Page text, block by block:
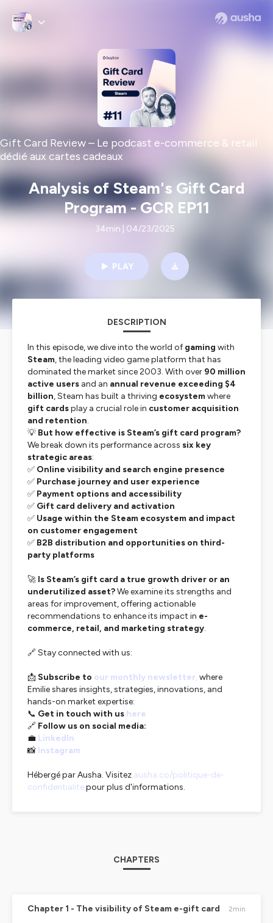
Gift Card Review – Le podcast e-commerce & retail
dédié aux cartes cadeaux
Analysis of Steam's Gift Card
Program - GCR EP11
34min | 04/23/2025
PLAY
DESCRIPTION
In this episode, we dive into the world ofgaming with
Steam, the leading video game platform that has
dominated the market since 2003. With over 90 million
active users and an annual revenue exceeding $4
billion, Steam has built a thriving ecosystemwhere
gift cardsplay a crucial role in customer acquisition
and retention.
💡 But how effective is Steam’s gift card program?
We break down its performance across six key
strategic areas:
✅ Online visibility and search engine presence
✅ Purchase journey and user experience
✅ Payment options and accessibility
✅ Gift card delivery and activation
✅ Usage within the Steam ecosystem and impact
on customer engagement
✅ B2B distribution and opportunities on third-
party platforms
🚀 Is Steam’s gift card a true growth driver or an
underutilized asset?We examine its strengths and
areas for improvement, offering actionable
recommendations to enhance its impact in e-
commerce, retail, and marketing strategy.
🔗 Stay connected with us:
📩 Subscribe to our monthly newsletter, where
Emilie shares insights, strategies, innovations, and
hands-on market expertise:
📞 Get in touch with us here
🔗 Follow us on social media:
💼 LinkedIn
📸 Instagram
Hébergé par Ausha. Visitez ausha.co/politique-de-
confidentialitepour plus d'informations.
CHAPTERS
Chapter 1 - The visibility of Steam e-gift card 2min